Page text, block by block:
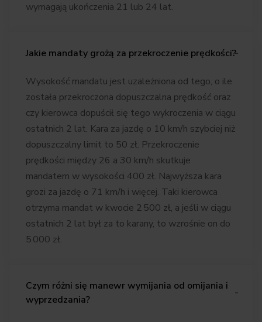
wymagają ukończenia 21 lub 24 lat.
Jakie mandaty grożą za przekroczenie prędkości?
Wysokość mandatu jest uzależniona od tego, o ile
została przekroczona dopuszczalna prędkość oraz
czy kierowca dopuścił się tego wykroczenia w ciągu
ostatnich 2 lat. Kara za jazdę o 10 km/h szybciej niż
dopuszczalny limit to 50 zł. Przekroczenie
prędkości między 26 a 30 km/h skutkuje
mandatem w wysokości 400 zł. Najwyższa kara
grozi za jazdę o 71 km/h i więcej. Taki kierowca
otrzyma mandat w kwocie 2 500 zł, a jeśli w ciągu
ostatnich 2 lat był za to karany, to wzrośnie on do
5 000 zł.
Czym różni się manewr wymijania od omijania i
wyprzedzania?